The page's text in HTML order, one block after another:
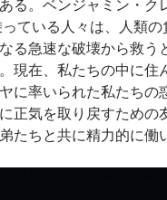
る。ベンジャミン・ク
ている人々は、人類の
る急速な破壊から救う
現在、私たちの中に住
に率いられた私たちの
正気を取り戻すための
たちと共に精力的に働